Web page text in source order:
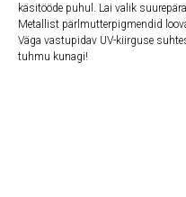
käsitööde puhul. Lai valik
Metallist pärlmutterpigmendid
Väga vastupidav UV-kiirguse
tuhmu kunagi!